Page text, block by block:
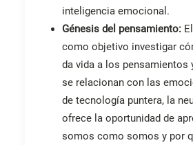
inteligencia emocional.
Génesis del pensamiento:
como objetivo investigar
da vida a los pensamientos
se relacionan con las
de tecnología puntera, la
ofrece la oportunidad de
somos como somos y por